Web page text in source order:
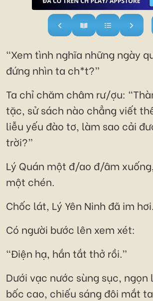
“Xem tình nghĩa những ngày
đứng nhìn ta ch*t?”
Ta chỉ chăm châm rư/ợu:
tặc, sử sách nào chẳng viết
liễu yếu đào tơ, làm sao cải
trời?”
Lý Quán một đ/ao đ/âm
một chén.
Chốc lát, Lý Yên Ninh đã im hơi.
Có người bước lên xem xét:
“Điện hạ, hắn tắt thở rồi.”
Dưới vạc nước sùng sục, ngọn
bốc cao, chiếu sáng đôi mắt